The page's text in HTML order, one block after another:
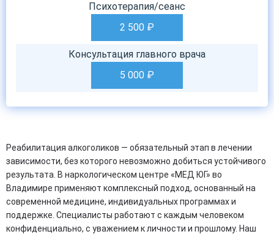
Психотерапия/сеанс
2 500 ₽
Консультация главного врача
5 000 ₽
Реабилитация алкоголиков — обязательный этап в лечении
зависимости, без которого невозможно добиться устойчивого
результата. В наркологическом центре «МЕД ЮГ» во
Владимире применяют комплексный подход, основанный на
современной медицине, индивидуальных программах и
поддержке. Специалисты работают с каждым человеком
конфиденциально, с уважением к личности и прошлому. Наш